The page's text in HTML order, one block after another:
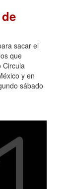
sacar el
que
Circula
y en
sábado